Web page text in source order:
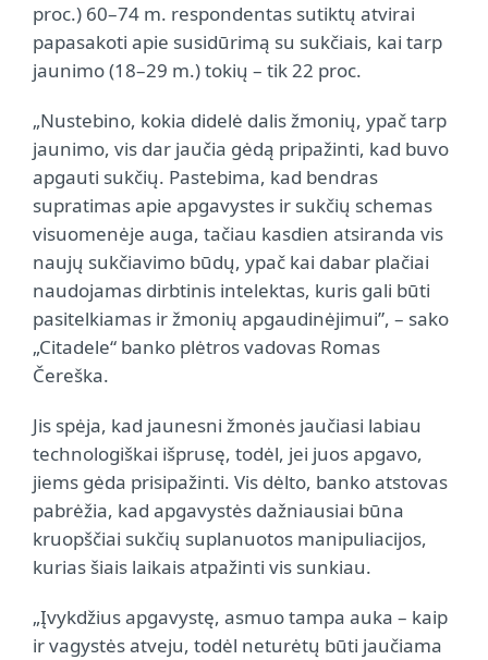
proc.) 60–74 m. respondentas sutiktų atvirai
papasakoti apie susidūrimą su sukčiais, kai tarp
jaunimo (18–29 m.) tokių – tik 22 proc.
„Nustebino, kokia didelė dalis žmonių, ypač tarp
jaunimo, vis dar jaučia gėdą pripažinti, kad buvo
apgauti sukčių. Pastebima, kad bendras
supratimas apie apgavystes ir sukčių schemas
visuomenėje auga, tačiau kasdien atsiranda vis
naujų sukčiavimo būdų, ypač kai dabar plačiai
naudojamas dirbtinis intelektas, kuris gali būti
pasitelkiamas ir žmonių apgaudinėjimui”, – sako
„Citadele“ banko plėtros vadovas Romas
Čereška.
Jis spėja, kad jaunesni žmonės jaučiasi labiau
technologiškai išprusę, todėl, jei juos apgavo,
jiems gėda prisipažinti. Vis dėlto, banko atstovas
pabrėžia, kad apgavystės dažniausiai būna
kruopščiai sukčių suplanuotos manipuliacijos,
kurias šiais laikais atpažinti vis sunkiau.
„Įvykdžius apgavystę, asmuo tampa auka – kaip
ir vagystės atveju, todėl neturėtų būti jaučiama